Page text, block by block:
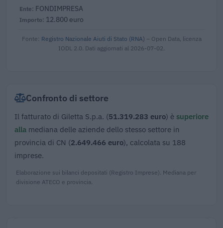
FONDIMPRESA
12.800 euro
Fonte: Registro Nazionale Aiuti di Stato (RNA) – Open Data, licenza
IODL 2.0. Dati aggiornati al 2026-07-02.
Confronto di settore
Il fatturato di Giletta S.p.a. (51.319.283 euro) è superiore
alla mediana delle aziende dello stesso settore in
provincia di CN (2.649.466 euro), calcolata su 188
imprese.
Elaborazione sui bilanci depositati (Registro Imprese). Mediana per
divisione ATECO e provincia.